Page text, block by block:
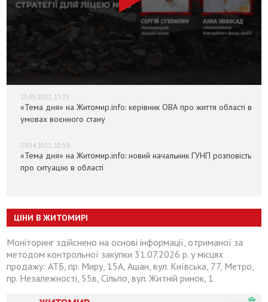
13.05.2022, 13:25
«Тема дня» на Житомир.info: керівник ОВА про життя області в
умовах воєнного стану
29.04.2022, 10:59
«Тема дня» на Житомир.info: новий начальник ГУНП розповість
про ситуацію в області
ЦІНИ В ЖИТОМИРІ
Моніторинг здійснено на основі інформації, отриманої за
методом контрольної закупки 31.07.2026 р. у місцях
продажу: АТБ, пр. Миру, 15А, Ашан, вул. Київська, 77, Метро,
пр. Незалежності, 55в, Сільпо, вул. Житній ринок, 1